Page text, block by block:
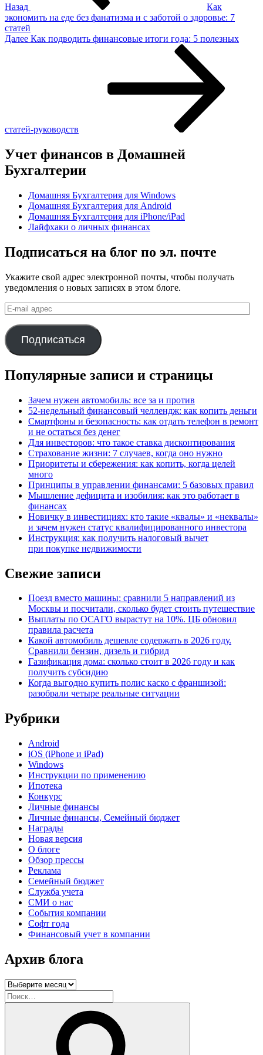
Назад
Как
экономить на еде без фанатизма и с заботой о здоровье: 7
статей
Следующая
Далее Как подводить финансовые итоги года: 5 полезных
статей-руководств
Учет финансов в Домашней
Бухгалтерии
Домашняя Бухгалтерия для Windows
Домашняя Бухгалтерия для Android
Домашняя Бухгалтерия для iPhone/iPad
Лайфхаки о личных финансах
Подписаться на блог по эл. почте
Укажите свой адрес электронной почты, чтобы получать
уведомления о новых записях в этом блоге.
E-
mail
адрес
Подписаться
Популярные записи и страницы
Зачем нужен автомобиль: все за и против
52-недельный финансовый челлендж: как копить деньги
Смартфоны и безопасность: как отдать телефон в ремонт
и не остаться без денег
Для инвесторов: что такое ставка дисконтирования
Страхование жизни: 7 случаев, когда оно нужно
Приоритеты и сбережения: как копить, когда целей
много
Принципы в управлении финансами: 5 базовых правил
Мышление дефицита и изобилия: как это работает в
финансах
Новичку в инвестициях: кто такие «квалы» и «неквалы»
и зачем нужен статус квалифицированного инвестора
Инструкция: как получить налоговый вычет
при покупке недвижимости
Свежие записи
Поезд вместо машины: сравнили 5 направлений из
Москвы и посчитали, сколько будет стоить путешествие
Выплаты по ОСАГО вырастут на 10%. ЦБ обновил
правила расчета
Какой автомобиль дешевле содержать в 2026 году.
Сравнили бензин, дизель и гибрид
Газификация дома: сколько стоит в 2026 году и как
получить субсидию
Когда выгодно купить полис каско с франшизой:
разобрали четыре реальные ситуации
Рубрики
Android
iOS (iPhone и iPad)
Windows
Инструкции по применению
Ипотека
Конкурс
Личные финансы
Личные финансы, Семейный бюджет
Награды
Новая версия
О блоге
Обзор прессы
Реклама
Семейный бюджет
Служба учета
СМИ о нас
События компании
Софт года
Финансовый учет в компании
Архив блога
Архив
блога
Искать: